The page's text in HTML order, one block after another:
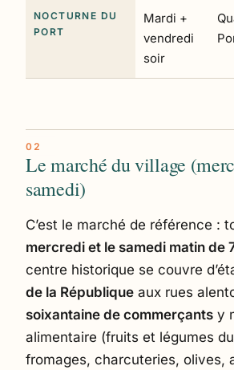
NOCTURNE DU
PORT
Mardi +
vendredi
soir
Le marché du village
samedi)
C’est le marché de référence :
mercredi et le samedi matin de
centre historique se couvre
de la République aux rues
soixantaine de commerçants y
alimentaire (fruits et légumes
fromages, charcuteries, olives,